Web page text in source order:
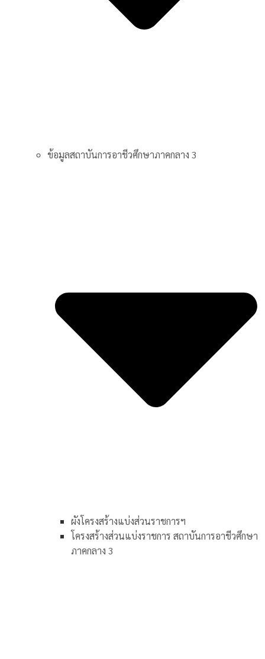
ข้อมูลสถาบันการอาชีวศึกษาภาคกลาง 3
ผังโครงสร้างแบ่งส่วนราชการฯ
โครงสร้างส่วนแบ่งราชการ สถาบันการอาชีวศึกษา
ภาคกลาง 3